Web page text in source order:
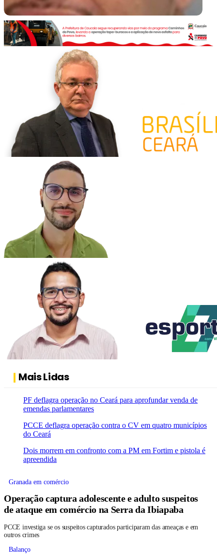
Mais Lidas
PF deflagra operação no Ceará para aprofundar venda de
emendas parlamentares
PCCE deflagra operação contra o CV em quatro municípios
do Ceará
Dois morrem em confronto com a PM em Fortim e pistola é
apreendida
Granada em comércio
Operação captura adolescente e adulto suspeitos
de ataque em comércio na Serra da Ibiapaba
PCCE investiga se os suspeitos capturados participaram das ameaças e em
outros crimes
Balanço